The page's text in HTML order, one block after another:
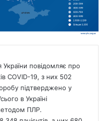
повідомляє про
COVID-19, з них 502
підтверджено у
в Україні
ПЛР.